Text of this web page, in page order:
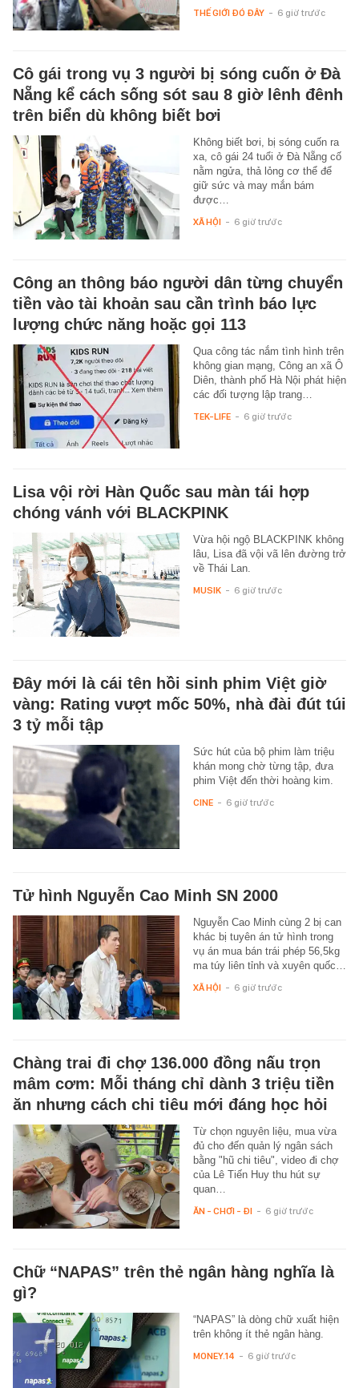
THẾ GIỚI ĐÓ ĐÂY - 6 giờ trước
Cô gái trong vụ 3 người bị sóng cuốn ở Đà
Nẵng kể cách sống sót sau 8 giờ lênh đênh
trên biển dù không biết bơi
Không biết bơi, bị sóng cuốn ra
xa, cô gái 24 tuổi ở Đà Nẵng cố
nằm ngửa, thả lỏng cơ thể để
giữ sức và may mắn bám
được…
XÃ HỘI - 6 giờ trước
Công an thông báo người dân từng chuyển
tiền vào tài khoản sau cần trình báo lực
lượng chức năng hoặc gọi 113
Qua công tác nắm tình hình trên
không gian mạng, Công an xã Ô
Diên, thành phố Hà Nội phát hiện
các đối tượng lập trang…
TEK-LIFE - 6 giờ trước
Lisa vội rời Hàn Quốc sau màn tái hợp
chóng vánh với BLACKPINK
Vừa hội ngộ BLACKPINK không
lâu, Lisa đã vội vã lên đường trở
về Thái Lan.
MUSIK - 6 giờ trước
Đây mới là cái tên hồi sinh phim Việt giờ
vàng: Rating vượt mốc 50%, nhà đài đút túi
3 tỷ mỗi tập
Sức hút của bộ phim làm triệu
khán mong chờ từng tập, đưa
phim Việt đến thời hoàng kim.
CINE - 6 giờ trước
Tử hình Nguyễn Cao Minh SN 2000
Nguyễn Cao Minh cùng 2 bị can
khác bị tuyên án tử hình trong
vụ án mua bán trái phép 56,5kg
ma túy liên tỉnh và xuyên quốc…
XÃ HỘI - 6 giờ trước
Chàng trai đi chợ 136.000 đồng nấu trọn
mâm cơm: Mỗi tháng chỉ dành 3 triệu tiền
ăn nhưng cách chi tiêu mới đáng học hỏi
Từ chọn nguyên liệu, mua vừa
đủ cho đến quản lý ngân sách
bằng "hũ chi tiêu", video đi chợ
của Lê Tiến Huy thu hút sự
quan…
ĂN - CHƠI - ĐI - 6 giờ trước
Chữ “NAPAS” trên thẻ ngân hàng nghĩa là
gì?
“NAPAS” là dòng chữ xuất hiện
trên không ít thẻ ngân hàng.
MONEY.14 - 6 giờ trước